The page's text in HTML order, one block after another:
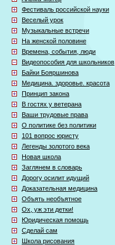
Фестиваль российской науки
Веселый урок
Музыкальные встречи
На женской половине
Времена, события, люди
Видеопособия для школьников
Байки Бояршинова
Медицина. здоровье. красота
Принцип закона
В гостях у ветерана
Ваши трудовые права
О политике без политики
101 вопрос юристу
Легенды золотого века
Новая школа
Заглянем в словарь
Дорогу осилит идущий
Доказательная медицина
Объять необъятное
Ох, уж эти детки!
Юридическая помощь
Сделай сам
Школа рисования